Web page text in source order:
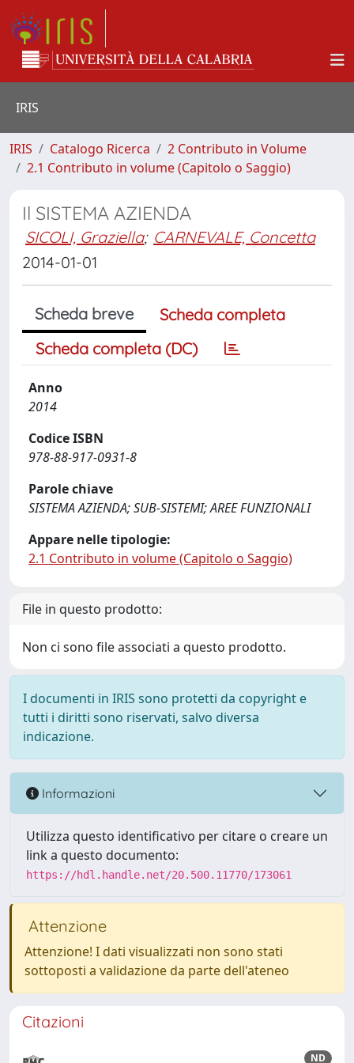
IRIS
IRIS Catalogo Ricerca
2 Contributo in Volume
2.1 Contributo in volume (Capitolo o Saggio)
Il SISTEMA AZIENDA
SICOLI, Graziella; CARNEVALE, Concetta
2014-01-01
Scheda breve
Scheda completa
Scheda completa (DC)
Anno
2014
Codice ISBN
978-88-917-0931-8
Parole chiave
SISTEMA AZIENDA; SUB-SISTEMI; AREE FUNZIONALI
Appare nelle tipologie:
2.1 Contributo in volume (Capitolo o Saggio)
File in questo prodotto:
Non ci sono file associati a questo prodotto.
I documenti in IRIS sono protetti da copyright e
tutti i diritti sono riservati, salvo diversa
indicazione.
Informazioni
Utilizza questo identificativo per citare o creare un
link a questo documento:
https://hdl.handle.net/20.500.11770/173061
Attenzione
Attenzione! I dati visualizzati non sono stati
sottoposti a validazione da parte dell'ateneo
Citazioni
ND